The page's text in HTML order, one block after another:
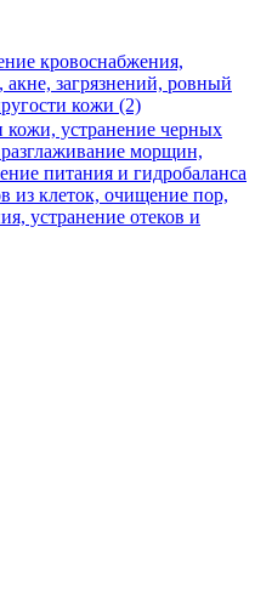
кровоснабжения,
акне, загрязнений, ровный
кожи (2)
устранение черных
разглаживание морщин,
питания и гидробаланса
из клеток, очищение пор,
устранение отеков и